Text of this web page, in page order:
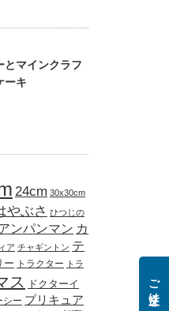
とマインクラフ
ーキ
24cm 30x30cm
やぶさ ひつじの
ンパンマン カ
ア チャギントン テ
ー トラクター トラ
ス
ドクターイ
シー プリキュア